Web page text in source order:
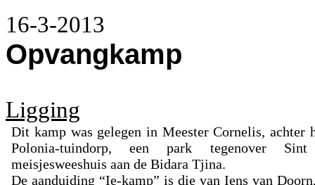
16-3-2013
Opvangkamp
Ligging
Dit kamp was gelegen in Meester Cornelis, achter
Polonia-tuindorp, een park tegenover
meisjesweeshuis aan de Bidara Tjina.
De aanduiding “Ie-kamp” is die van Iens van